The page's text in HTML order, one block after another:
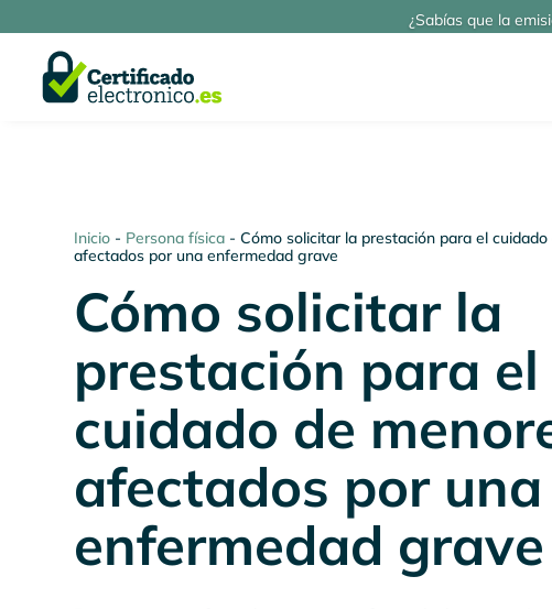
¿Sabías que la
Inicio - Persona física -Cómo solicitar la prestación para el
afectados por una enfermedad grave
Cómo solicitar la
prestación para el
cuidado de
afectados por una
enfermedad grave